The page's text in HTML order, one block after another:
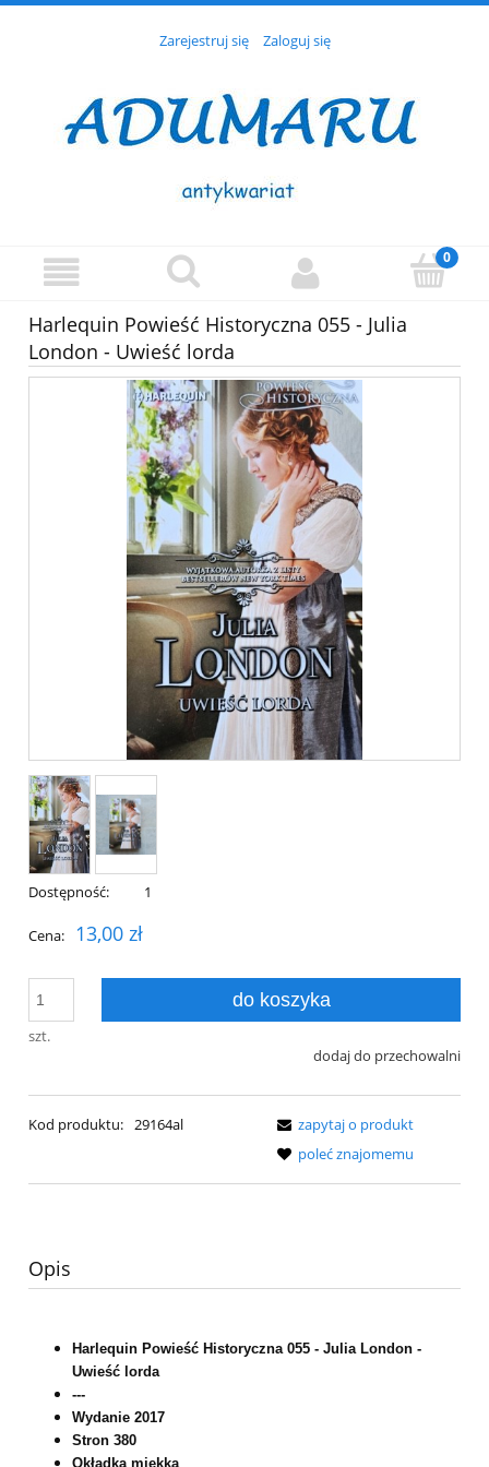
Zarejestruj się Zaloguj się
Harlequin Powieść Historyczna 055 - Julia
London - Uwieść lorda
Dostępność: 1
Cena: 13,00 zł
szt.
do koszyka
dodaj do przechowalni
Kod produktu: 29164al
zapytaj o produkt
poleć znajomemu
Opis
Harlequin Powieść Historyczna 055 - Julia London -
Uwieść lorda
---
Wydanie 2017
Stron 380
Okładka miękka